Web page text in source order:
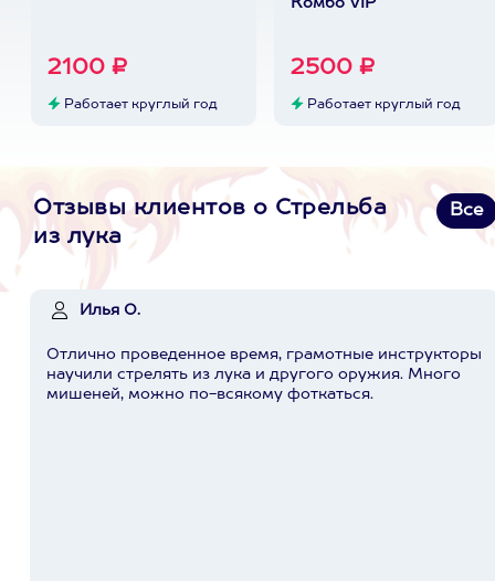
2100 ₽
Работает круглый год
Комбо VIP
2500 ₽
Работает круглый год
Отзывы клиентов о Стрельба
из лука
Все
Илья О.
Отлично проведенное время, грамотные инструкторы
научили стрелять из лука и другого оружия. Много
мишеней, можно по-всякому фоткаться.